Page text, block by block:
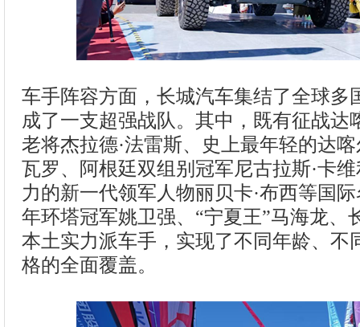
车手阵容方面，长城汽车集结了全球多
成了一支超强战队。其中，既有征战达
老将杰拉德·法雷斯、史上最年轻的达
瓦罗、阿根廷双组别冠军尼古拉斯·卡
力的新一代领军人物丽贝卡·布西等国
年环塔冠军姚卫强、“宁夏王”马海龙、
本土实力派车手，实现了不同年龄、不
格的全面覆盖。